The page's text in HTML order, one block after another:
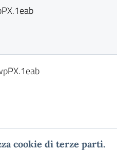
cookie di terze parti.